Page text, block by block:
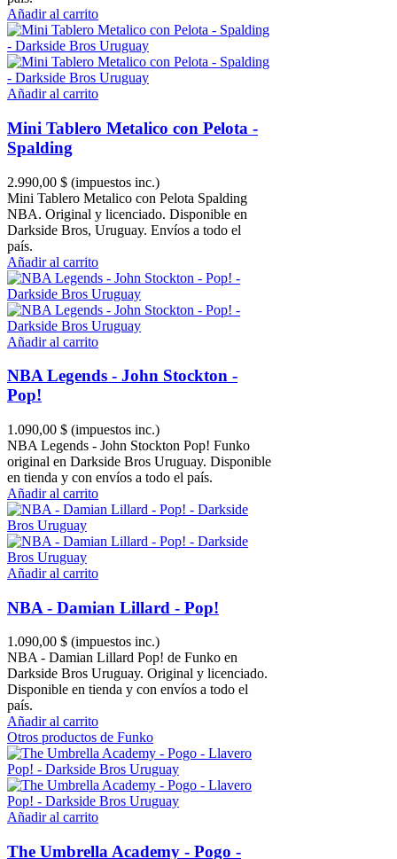
Añadir al carrito
Añadir al carrito
Mini Tablero Metalico con Pelota -
Spalding
2.990,00 $ (impuestos inc.)
Mini Tablero Metalico con Pelota Spalding
NBA. Original y licenciado. Disponible en
Darkside Bros, Uruguay. Envíos a todo el
país.
Añadir al carrito
Añadir al carrito
NBA Legends - John Stockton -
Pop!
1.090,00 $ (impuestos inc.)
NBA Legends - John Stockton Pop! Funko
original en Darkside Bros Uruguay. Disponible
en tienda y con envíos a todo el país.
Añadir al carrito
Añadir al carrito
NBA - Damian Lillard - Pop!
1.090,00 $ (impuestos inc.)
NBA - Damian Lillard Pop! de Funko en
Darkside Bros Uruguay. Original y licenciado.
Disponible en tienda y con envíos a todo el
país.
Añadir al carrito
Otros productos de Funko
Añadir al carrito
The Umbrella Academy - Pogo -